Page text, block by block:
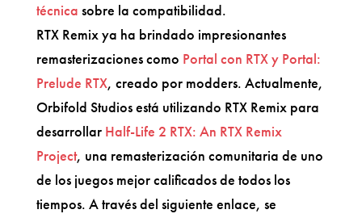
técnica sobre la compatibilidad.
RTX Remix ya ha brindado impresionantes
remasterizaciones como Portal con RTX y Portal:
Prelude RTX, creado por modders. Actualmente,
Orbifold Studios está utilizando RTX Remix para
desarrollar Half-Life 2 RTX: An RTX Remix
Project, una remasterización comunitaria de uno
de los juegos mejor calificados de todos los
tiempos. A través del siguiente enlace, se